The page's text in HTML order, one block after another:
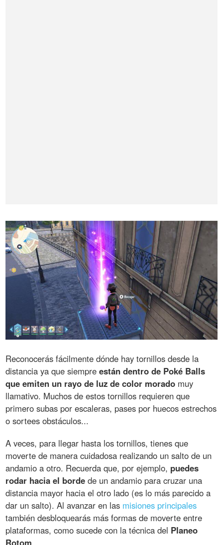
Reconocerás fácilmente dónde hay tornillos desde la
distancia ya que siempreestán dentro de Poké Balls
que emiten un rayo de luz de color morado muy
llamativo. Muchos de estos tornillos requieren que
primero subas por escaleras, pases por huecos estrechos
o sortees obstáculos...
A veces, para llegar hasta los tornillos, tienes que
moverte de manera cuidadosa realizando un salto de un
andamio a otro. Recuerda que, por ejemplo, puedes
rodar hacia el borde de un andamio para cruzar una
distancia mayor hacia el otro lado (es lo más parecido a
dar un salto). Al avanzar en las misiones principales
también desbloquearás más formas de moverte entre
plataformas, como sucede con la técnica del Planeo
Rotom